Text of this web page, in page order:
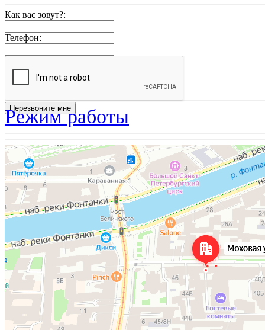
Как вас зовут?:
Телефон:
Режим работы